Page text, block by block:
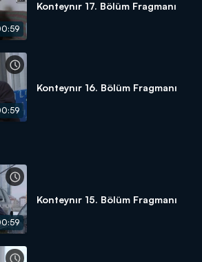
Konteynır 17. Bölüm Fragmanı
Konteynır 16. Bölüm Fragmanı
Konteynır 15. Bölüm Fragmanı